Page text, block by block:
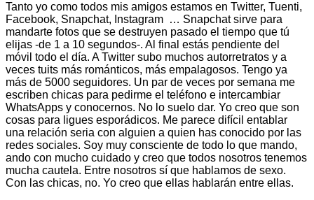
Tanto yo como todos mis amigos estamos en Twitter, Tuenti,
Facebook, Snapchat, Instagram … Snapchat sirve para
mandarte fotos que se destruyen pasado el tiempo que tú
elijas -de 1 a 10 segundos-. Al final estás pendiente del
móvil todo el día. A Twitter subo muchos autorretratos y a
veces tuits más románticos, más empalagosos. Tengo ya
más de 5000 seguidores. Un par de veces por semana me
escriben chicas para pedirme el teléfono e intercambiar
WhatsApps y conocernos. No lo suelo dar. Yo creo que son
cosas para ligues esporádicos. Me parece difícil entablar
una relación seria con alguien a quien has conocido por las
redes sociales. Soy muy consciente de todo lo que mando,
ando con mucho cuidado y creo que todos nosotros tenemos
mucha cautela. Entre nosotros sí que hablamos de sexo.
Con las chicas, no. Yo creo que ellas hablarán entre ellas.